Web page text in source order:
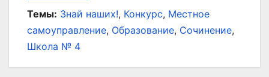
Темы: Знай наших!, Конкурс, Местное
самоуправление, Образование, Сочинение,
Школа № 4